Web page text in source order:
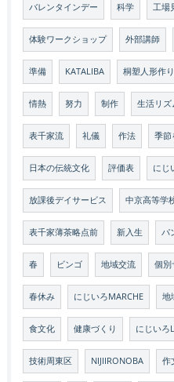
バレンタインデー 科学 工場
体験ワークショップ 外部講師
準備 KATALIBA 桐塑人形作り
情熱 努力 制作 生活リズ
表千家流 礼儀 作法 季節
日本の伝統文化 評価表 にじ
放課後デイサービス 中京高等学
表千家薄茶略点前 新入生 パ
春 ビンゴ 地域交流 個別
春休み にじいろMARCHE 地
食文化 健康づくり にじいろ
技術周東区 NIJIIRONOBA 作